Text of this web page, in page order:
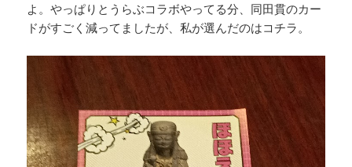
よ。やっぱりとうらぶコラボやってる分、同田貫のカー
ドがすごく減ってましたが、私が選んだのはコチラ。